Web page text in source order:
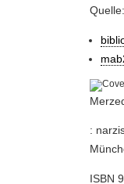
:
ISBN